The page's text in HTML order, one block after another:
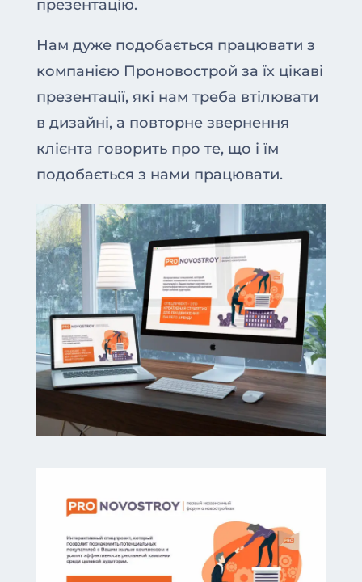
презентацію.
Нам дуже подобається працювати з
компанією Проновострой за їх цікаві
презентації, які нам треба втілювати
в дизайні, а повторне звернення
клієнта говорить про те, що і їм
подобається з нами працювати.